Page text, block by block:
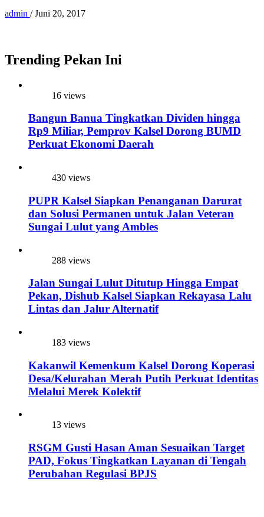
admin / Juni 20, 2017
Trending Pekan Ini
16 views
Bangun Banua Tingkatkan Dividen hingga
Rp9 Miliar, Pemprov Kalsel Dorong BUMD
Perkuat Ekonomi Daerah
430 views
PUPR Kalsel Siapkan Penanganan Darurat
dan Solusi Permanen untuk Jalan Veteran
Sungai Lulut yang Ambles
288 views
Jalan Sungai Lulut Ditutup Hingga Empat
Pekan, Dishub Kalsel Siapkan Rekayasa Lalu
Lintas dan Jalur Alternatif
183 views
Kakanwil Kemenkum Kalsel Dorong Koperasi
Desa/Kelurahan Merah Putih Perkuat Identitas
Melalui Merek Kolektif
13 views
RSGM Gusti Hasan Aman Sesuaikan Target
PAD, Fokus Tingkatkan Layanan di Tengah
Perubahan Regulasi BPJS